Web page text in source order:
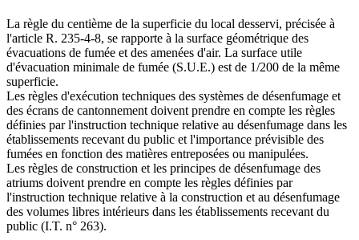
La règle du centième de la superficie du local desservi, précisée à
l'article R. 235-4-8, se rapporte à la surface géométrique des
évacuations de fumée et des amenées d'air. La surface utile
d'évacuation minimale de fumée (S.U.E.) est de 1/200 de la même
superficie.
Les règles d'exécution techniques des systèmes de désenfumage et
des écrans de cantonnement doivent prendre en compte les règles
définies par l'instruction technique relative au désenfumage dans les
établissements recevant du public et l'importance prévisible des
fumées en fonction des matières entreposées ou manipulées.
Les règles de construction et les principes de désenfumage des
atriums doivent prendre en compte les règles définies par
l'instruction technique relative à la construction et au désenfumage
des volumes libres intérieurs dans les établissements recevant du
public (I.T. n° 263).